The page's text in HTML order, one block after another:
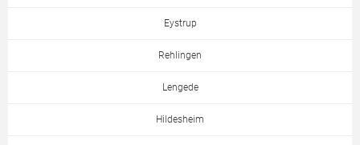
Eystrup
Rehlingen
Lengede
Hildesheim